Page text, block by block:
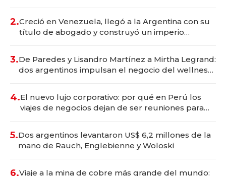
2.Creció en Venezuela, llegó a la Argentina con su
título de abogado y construyó un imperio
3.De Paredes y Lisandro Martínez a Mirtha Legrand:
dos argentinos impulsan el negocio del wellness
4.El nuevo lujo corporativo: por qué en Perú los
viajes de negocios dejan de ser reuniones para
5.Dos argentinos levantaron US$ 6,2 millones de la
mano de Rauch, Englebienne y Woloski
6.Viaje a la mina de cobre más grande del mundo: